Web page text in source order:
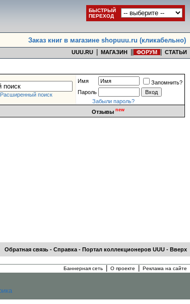
БЫСТРЫЙ
ПЕРЕХОД
Заказ книг в магазине shopuuu.ru (кликабельно)
UUU.RU МАГАЗИН ФОРУМ СТАТЬИ
Расширенный поиск
Имя
Запомнить?
Пароль
Забыли пароль?
Отзывы new
Обратная связь - Справка - Портал коллекционеров UUU - Вверх
Баннерная сеть О проекте Реклама на сайте